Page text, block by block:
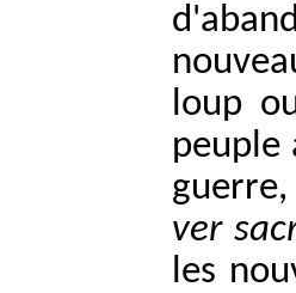
loup
peuple
ver
les